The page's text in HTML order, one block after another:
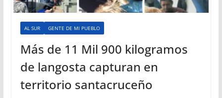
AL SUR GENTE DE MI PUEBLO
Más de 11 Mil 900 kilogramos
de langosta capturan en
territorio santacruceño